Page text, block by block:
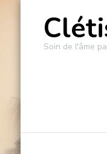
Soin de l'âme